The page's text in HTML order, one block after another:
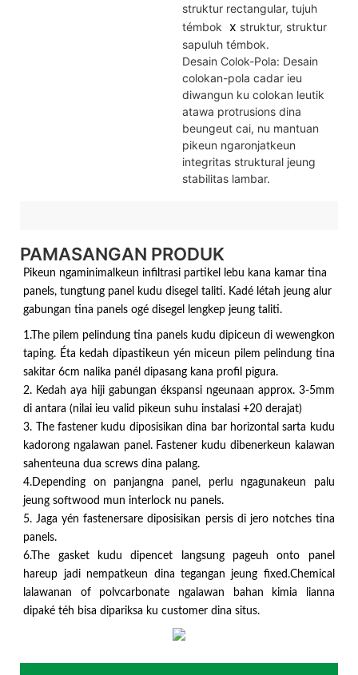
struktur rectangular, tujuh
témbok
x struktur, struktur
sapuluh témbok.
Desain Colok-Pola: Desain
colokan-pola cadar ieu
diwangun ku colokan leutik
atawa protrusions dina
beungeut cai, nu mantuan
pikeun ngaronjatkeun
integritas struktural jeung
stabilitas lambar.
PAMASANGAN PRODUK
Pikeun ngaminimalkeun infiltrasi partikel lebu kana kamar tina
panels, tungtung panel kudu disegel taliti. Kadé létah jeung alur
gabungan tina panels ogé disegel lengkep jeung taliti.
1.The pilem pelindung tina panels kudu dipiceun di wewengkon
taping. Éta kedah dipastikeun yén miceun pilem pelindung tina
sakitar 6cm nalika panél dipasang kana profil pigura.
2. Kedah aya hiji gabungan ékspansi ngeunaan approx. 3-5mm
di antara (nilai ieu valid pikeun suhu instalasi +20 derajat)
3. The fastener kudu diposisikan dina bar horizontal sarta kudu
kadorong ngalawan panel. Fastener kudu dibenerkeun kalawan
sahenteuna dua screws dina palang.
4.Depending on panjangna panel, perlu ngagunakeun palu
jeung softwood mun interlock nu panels.
5. Jaga yén fastenersare diposisikan persis di jero notches tina
panels.
6.The gasket kudu dipencet langsung pageuh onto panel
hareup jadi nempatkeun dina tegangan jeung fixed.Chemical
lalawanan of polvcarbonate ngalawan bahan kimia lianna
dipaké téh bisa dipariksa ku customer dina situs.